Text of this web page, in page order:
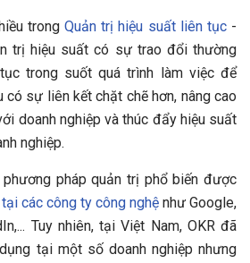
trong Quản trị hiệu suất liên tục-
trị hiệu suất có sự trao đổi thường
trong suốt quá trình làm việc để
sự liên kết chặt chẽ hơn, nâng cao
doanh nghiệp và thúc đẩy hiệu suất
nghiệp.
phương pháp quản trị phổ biến được
các công ty công nghệ như Google,
Tuy nhiên, tại Việt Nam, OKR đã
tại một số doanh nghiệp nhưng